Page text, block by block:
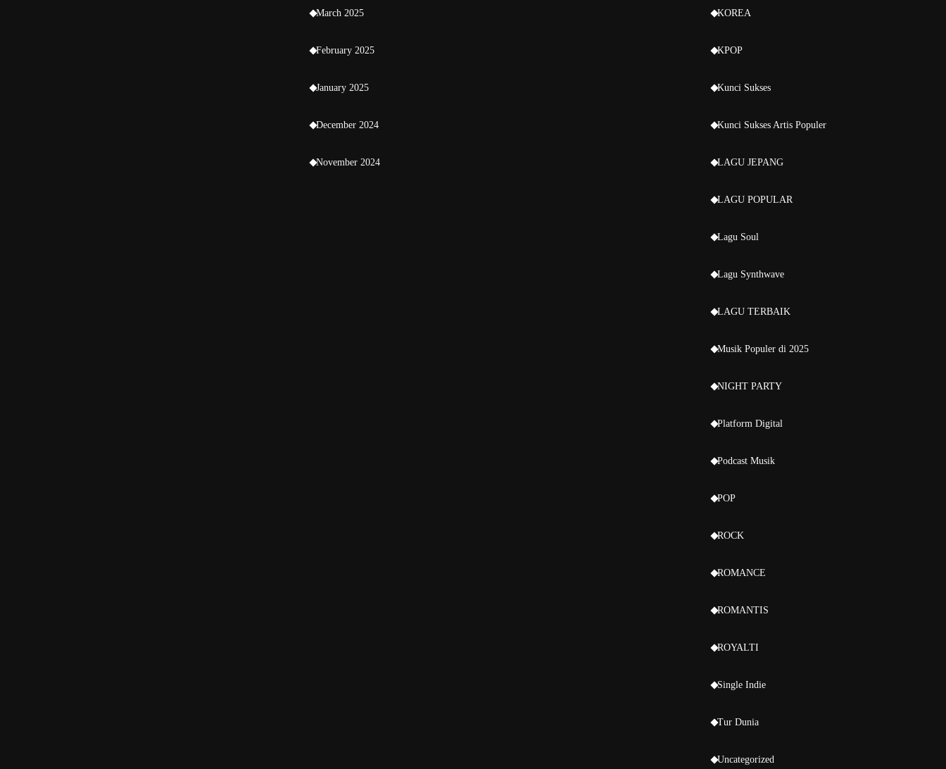
March 2025
February 2025
January 2025
December 2024
November 2024
KOREA
KPOP
Kunci Sukses
Kunci Sukses Artis Populer
LAGU JEPANG
LAGU POPULAR
Lagu Soul
Lagu Synthwave
LAGU TERBAIK
Musik Populer di 2025
NIGHT PARTY
Platform Digital
Podcast Musik
POP
ROCK
ROMANCE
ROMANTIS
ROYALTI
Single Indie
Tur Dunia
Uncategorized